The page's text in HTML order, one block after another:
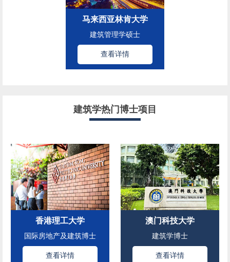
马来西亚林肯大学
建筑管理学硕士
查看详情
建筑学热门博士项目
香港理工大学
国际房地产及建筑博士
查看详情
澳门科技大学
建筑学博士
查看详情